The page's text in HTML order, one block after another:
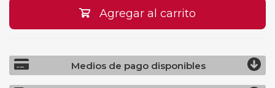
Agregar al carrito
Medios de pago disponibles